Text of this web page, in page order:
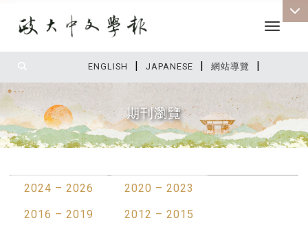
ENGLISH | JAPANESE | 網站導覽 |
Toggle
期刊瀏覽
2024 – 2026
2020 – 2023
2016 – 2019
2012 – 2015